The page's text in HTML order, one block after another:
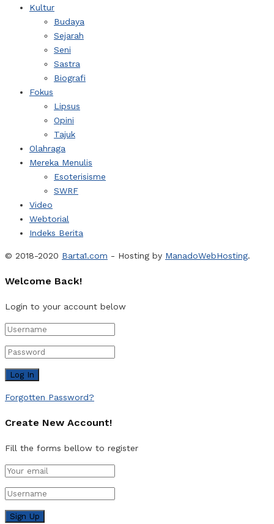
Kultur
Budaya
Sejarah
Seni
Sastra
Biografi
Fokus
Lipsus
Opini
Tajuk
Olahraga
Mereka Menulis
Esoterisisme
SWRF
Video
Webtorial
Indeks Berita
© 2018-2020 Barta1.com - Hosting by ManadoWebHosting.
Welcome Back!
Login to your account below
Forgotten Password?
Create New Account!
Fill the forms bellow to register